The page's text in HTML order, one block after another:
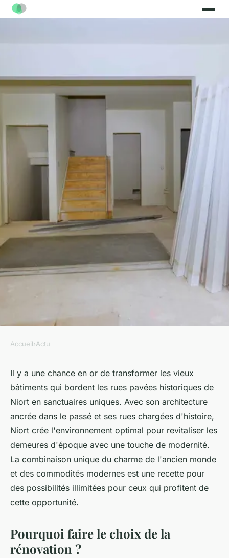
Créer votre refuge unique :
Opter pour la rénovation de
maison à Niort
sébastienne•18 août 2023•2 min de lecture
Accueil›Actu
Il y a une chance en or de transformer les vieux
bâtiments qui bordent les rues pavées historiques de
Niort en sanctuaires uniques. Avec son architecture
ancrée dans le passé et ses rues chargées d'histoire,
Niort crée l'environnement optimal pour revitaliser les
demeures d'époque avec une touche de modernité.
La combinaison unique du charme de l'ancien monde
et des commodités modernes est une recette pour
des possibilités illimitées pour ceux qui profitent de
cette opportunité.
Pourquoi faire le choix de la
rénovation ?